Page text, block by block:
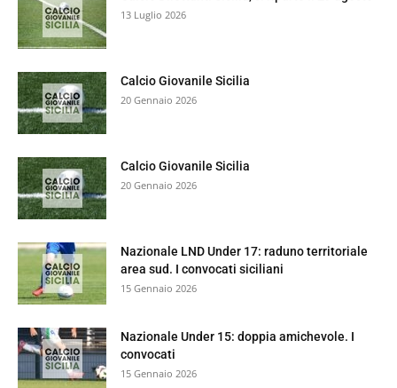
13 Luglio 2026
Calcio Giovanile Sicilia
20 Gennaio 2026
Calcio Giovanile Sicilia
20 Gennaio 2026
Nazionale LND Under 17: raduno territoriale
area sud. I convocati siciliani
15 Gennaio 2026
Nazionale Under 15: doppia amichevole. I
convocati
15 Gennaio 2026